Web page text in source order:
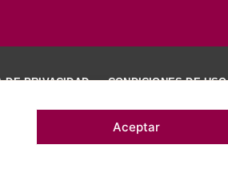
Aceptar
DE PRIVACIDAD CONDICIONES DE USO